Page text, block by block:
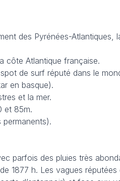
des Pyrénées-
côte Atlantique française.
de surf réputé dans le
en basque).
et la mer.
et 85m.
parfois des pluies très
1877 h. Les vagues